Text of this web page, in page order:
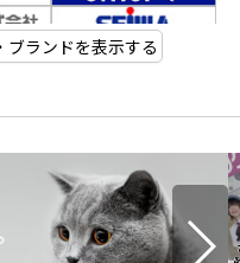
ランドを表示する